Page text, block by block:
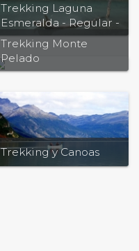
Trekking Laguna
Esmeralda - Regular -
Día Completo
Trekking Monte
Pelado
Trekking y Canoas